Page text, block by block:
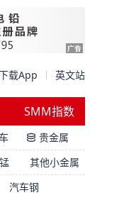
载App 英文站
SMM指数
 贵金属
锰
其他小金属
汽车钢